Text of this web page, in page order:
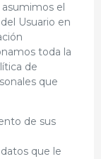
el
Usuario en
toda la
de
que
de sus
que le